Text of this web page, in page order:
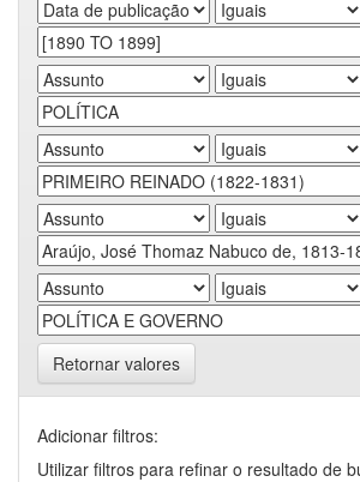
Retornar valores
Adicionar filtros:
Utilizar filtros para refinar o resultado de